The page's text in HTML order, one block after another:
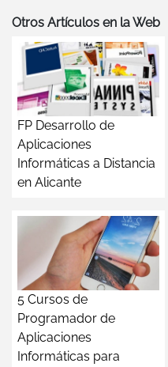
Otros Artículos en la Web
FP Desarrollo de
Aplicaciones
Informáticas a Distancia
en Alicante
5 Cursos de
Programador de
Aplicaciones
Informáticas para